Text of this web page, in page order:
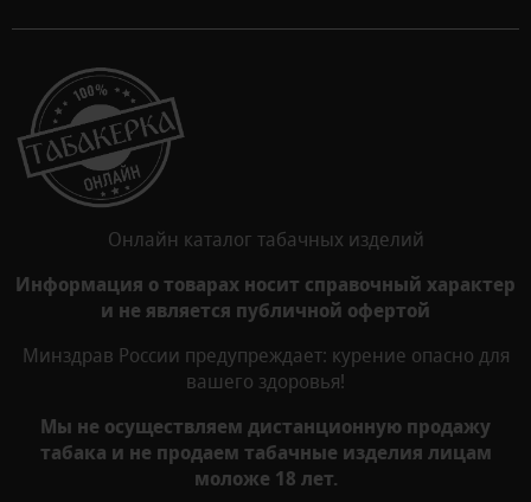
Онлайн каталог табачных изделий
Информация о товарах носит справочный характер
и не является публичной офертой
Минздрав России предупреждает: курение опасно для
вашего здоровья!
Мы не осуществляем дистанционную продажу
табака и не продаем табачные изделия лицам
моложе 18 лет.